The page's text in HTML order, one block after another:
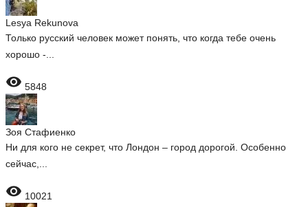
Lesya Rekunova
Только русский человек может понять, что когда тебе очень
хорошо -...
 5848
Зоя Стафиенко
Ни для кого не секрет, что Лондон – город дорогой. Особенно
сейчас,...
 10021